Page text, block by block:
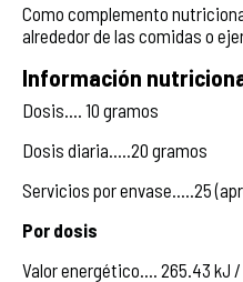
Como complemento
alrededor de las comidas o
Información
Dosis.... 10 gramos
Dosis diaria.....20 gramos
Servicios por envase.....25
Por dosis
Valor energético.... 265.43 kJ